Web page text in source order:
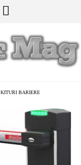
KITURI BARIERE